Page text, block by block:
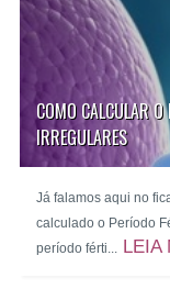
COMO CALCULAR
IRREGULARES
Já falamos aqui no
calculado o Período
período férti... LEIA